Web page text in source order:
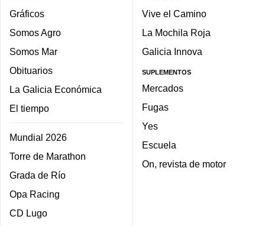
Gráficos
Somos Agro
Somos Mar
Obituarios
La Galicia Económica
El tiempo
Mundial 2026
Torre de Marathon
Grada de Río
Opa Racing
CD Lugo
Vive el Camino
La Mochila Roja
Galicia Innova
SUPLEMENTOS
Mercados
Fugas
Yes
Escuela
On, revista de motor